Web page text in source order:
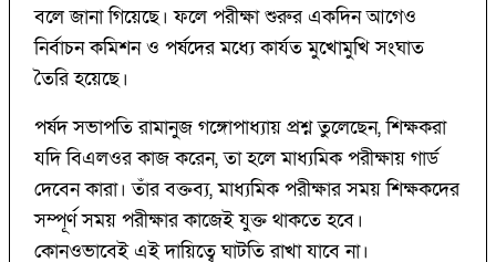
বলে জানা গিয়েছে। ফলে পরীক্ষা শুরুর একদিন আগেও
নির্বাচন কমিশন ও পর্ষদের মধ্যে কার্যত মুখোমুখি সংঘাত
তৈরি হয়েছে।
পর্ষদ সভাপতি রামানুজ গঙ্গোপাধ্যায় প্রশ্ন তুলেছেন, শিক্ষকরা
যদি বিএলওর কাজ করেন, তা হলে মাধ্যমিক পরীক্ষায় গার্ড
দেবেন কারা। তাঁর বক্তব্য, মাধ্যমিক পরীক্ষার সময় শিক্ষকদের
সম্পূর্ণ সময় পরীক্ষার কাজেই যুক্ত থাকতে হবে।
কোনওভাবেই এই দায়িত্বে ঘাটতি রাখা যাবে না।